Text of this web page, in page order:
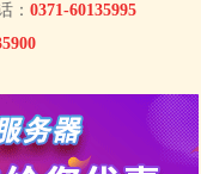
： 0371-60135995